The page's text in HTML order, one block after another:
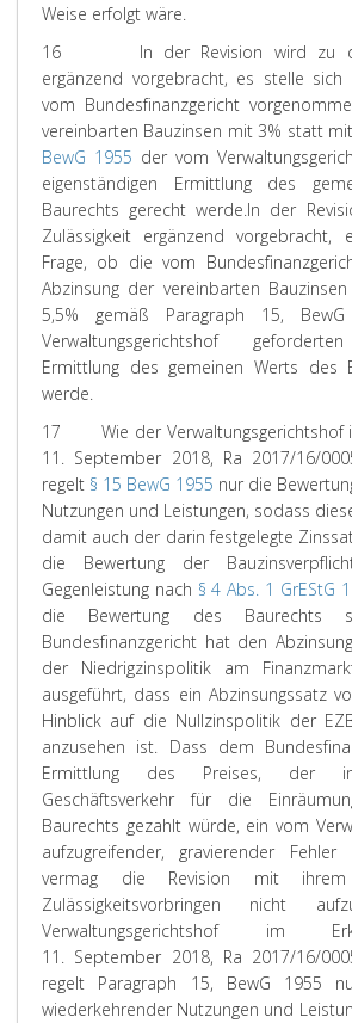
Weise erfolgt wäre.
16 In der Revision wird zu
ergänzend vorgebracht, es stelle
vom Bundesfinanzgericht
vereinbarten Bauzinsen mit 3% statt
BewG 1955 der vom
eigenständigen Ermittlung des
Baurechts gerecht werde.In der
Zulässigkeit ergänzend
Frage, ob die vom
Abzinsung der vereinbarten
5,5% gemäß Paragraph 15,
Verwaltungsgerichtshof
Ermittlung des gemeinen Werts des
werde.
17 Wie der Verwaltungsgerichtshof
11. September 2018, Ra 2017/16/
regelt § 15 BewG 1955 nur die
Nutzungen und Leistungen, sodass
damit auch der darin festgelegte
die Bewertung der
Gegenleistung nach § 4 Abs. 1 GrEStG
die Bewertung des Baurechts
Bundesfinanzgericht hat den
der Niedrigzinspolitik am
ausgeführt, dass ein Abzinsungssatz
Hinblick auf die Nullzinspolitik der
anzusehen ist. Dass dem
Ermittlung des Preises, der
Geschäftsverkehr für die
Baurechts gezahlt würde, ein vom
aufzugreifender, gravierender Fehler
vermag die Revision mit ihrem
Zulässigkeitsvorbringen nicht
Verwaltungsgerichtshof im
11. September 2018, Ra 2017/16/
regelt Paragraph 15, BewG 1955
wiederkehrender Nutzungen und